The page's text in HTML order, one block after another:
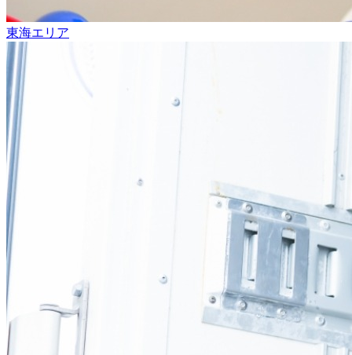
東海エリア